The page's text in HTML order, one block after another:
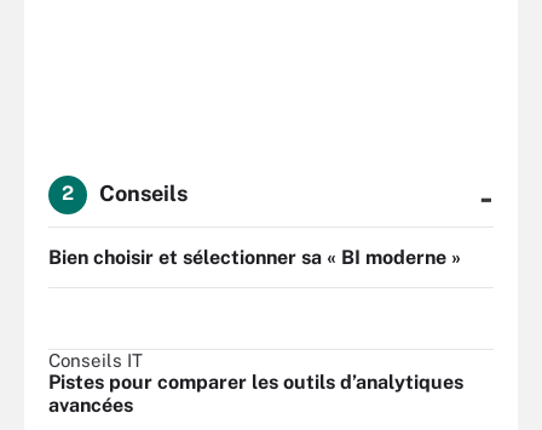
2 Conseils -
Bien choisir et sélectionner sa « BI moderne »
Conseils IT
Pistes pour comparer les outils d’analytiques
avancées